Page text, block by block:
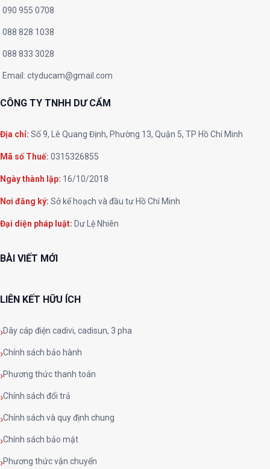
090 955 0708
088 828 1038
088 833 3028
Email: ctyducam@gmail.com
CÔNG TY TNHH DƯ CẨM
Địa chỉ: Số 9, Lê Quang Định, Phường 13, Quận 5, TP Hồ Chí Minh
Mã số Thuế: 0315326855
Ngày thành lập: 16/10/2018
Nơi đăng ký: Sở kế hoạch và đầu tư Hồ Chí Minh
Đại diện pháp luật: Dư Lệ Nhiên
BÀI VIẾT MỚI
LIÊN KẾT HỮU ÍCH
Dây cáp điện cadivi, cadisun, 3 pha
Chính sách bảo hành
Phương thức thanh toán
Chính sách đổi trả
Chính sách và quy định chung
Chính sách bảo mật
Phương thức vận chuyển